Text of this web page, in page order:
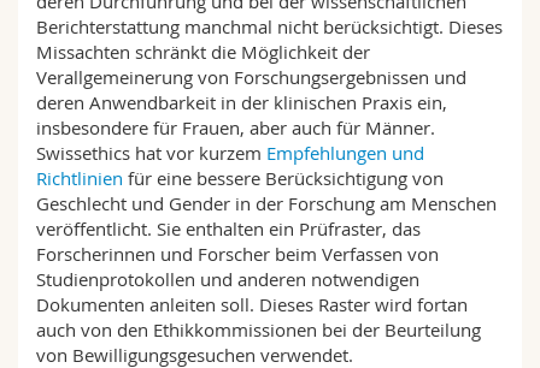
Berichterstattung manchmal nicht berücksichtigt. Dieses
Missachten schränkt die Möglichkeit der
Verallgemeinerung von Forschungsergebnissen und
deren Anwendbarkeit in der klinischen Praxis ein,
insbesondere für Frauen, aber auch für Männer.
Swissethics hat vor kurzem Empfehlungen und
Richtlinien für eine bessere Berücksichtigung von
Geschlecht und Gender in der Forschung am Menschen
veröffentlicht. Sie enthalten ein Prüfraster, das
Forscherinnen und Forscher beim Verfassen von
Studienprotokollen und anderen notwendigen
Dokumenten anleiten soll. Dieses Raster wird fortan
auch von den Ethikkommissionen bei der Beurteilung
von Bewilligungsgesuchen verwendet.